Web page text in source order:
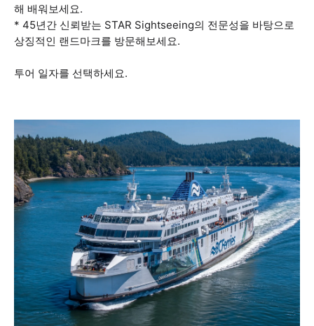
해 배워보세요.
* 45년간 신뢰받는 STAR Sightseeing의 전문성을 바탕으로
상징적인 랜드마크를 방문해보세요.
투어 일자를 선택하세요.